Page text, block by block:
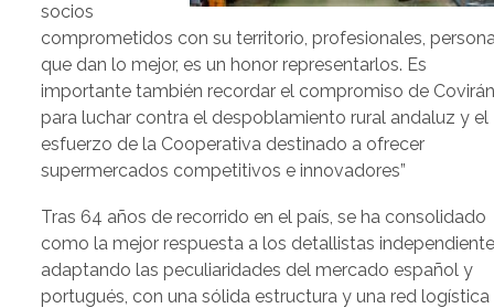
socios
comprometidos con su territorio, profesionales,
que dan lo mejor, es un honor representarlos. Es
importante también recordar el compromiso de
para luchar contra el despoblamiento rural andaluz y el
esfuerzo de la Cooperativa destinado a ofrecer
supermercados competitivos e innovadores”
Tras 64 años de recorrido en el país, se ha consolidado
como la mejor respuesta a los detallistas
adaptando las peculiaridades del mercado español y
portugués, con una sólida estructura y una red logística